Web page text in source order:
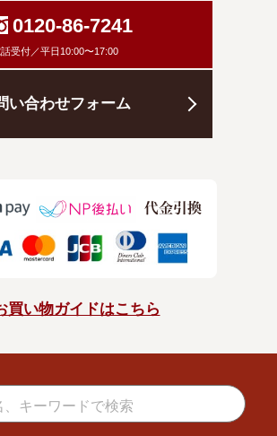
0120-86-7241
話受付／平日10:00〜17:00
い合わせフォーム
買い物ガイドはこちら